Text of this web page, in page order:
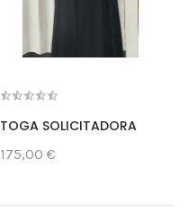
TOGA SOLICITADORA
175,00 €